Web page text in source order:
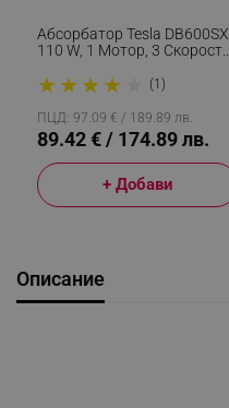
Абсорбатор Tesla DB600SX,
110 W, 1 Мотор, 3 Скорости
Филтъра, 280 M3/h, Инокс
★ ★ ★ ★ (1)
ПЦД: 97.09 € / 189.89 лв.
89.42 € / 174.89 лв.
+ Добави
Описание